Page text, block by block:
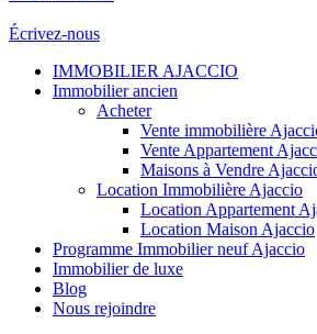
Écrivez-nous
IMMOBILIER AJACCIO
Immobilier ancien
Acheter
Vente immobilière
Vente Appartement
Maisons à Vendre
Location Immobilière Ajaccio
Location Appartement
Location Maison Ajaccio
Programme Immobilier neuf Ajaccio
Immobilier de luxe
Blog
Nous rejoindre